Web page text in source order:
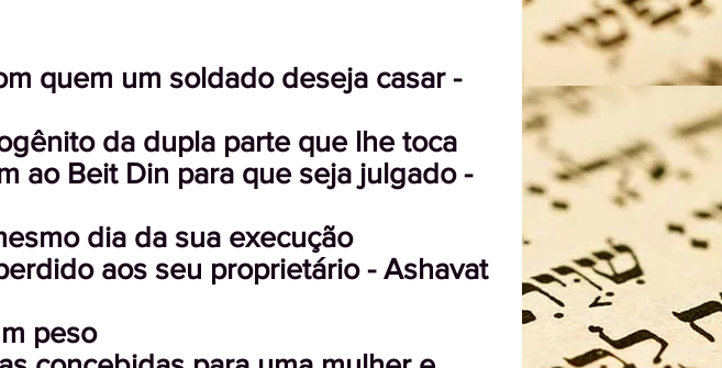
quem um soldado deseja casar -
da dupla parte que lhe toca
ao Beit Din para que seja julgado -
dia da sua execução
aos seu proprietário - Ashavat
peso